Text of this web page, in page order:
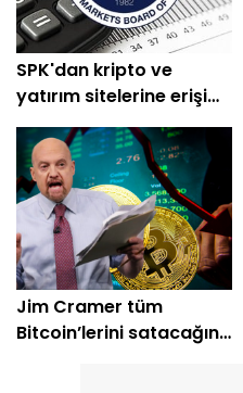
SPK'dan kripto ve
yatırım sitelerine erişim
engeli
Jim Cramer tüm
Bitcoin’lerini satacağını